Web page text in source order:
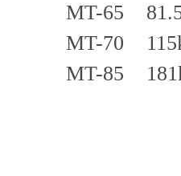
MT-65
MT-70
MT-85